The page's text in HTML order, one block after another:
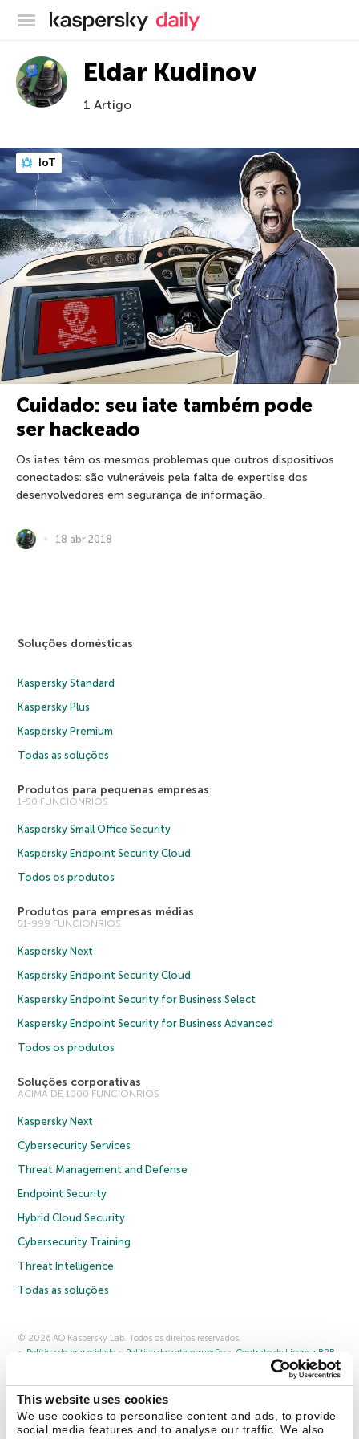
This website uses cookies
We use cookies to personalise content and ads, to provide
social media features and to analyse our traffic. We also
Blog oficial da Kaspersky
Eldar Kudinov
1 Artigo
IoT
Cuidado: seu iate também pode
ser hackeado
Os iates têm os mesmos problemas que outros dispositivos
conectados: são vulneráveis pela falta de expertise dos
desenvolvedores em segurança de informação.
18 abr 2018
Soluções domésticas
Kaspersky Standard
Kaspersky Plus
Kaspersky Premium
Todas as soluções
Produtos para pequenas empresas
1-50 FUNCIONRIOS
Kaspersky Small Office Security
Kaspersky Endpoint Security Cloud
Todos os produtos
Produtos para empresas médias
51-999 FUNCIONRIOS
Kaspersky Next
Kaspersky Endpoint Security Cloud
Kaspersky Endpoint Security for Business Select
Kaspersky Endpoint Security for Business Advanced
Todos os produtos
Soluções corporativas
ACIMA DE 1000 FUNCIONRIOS
Kaspersky Next
Cybersecurity Services
Threat Management and Defense
Endpoint Security
Hybrid Cloud Security
Cybersecurity Training
Threat Intelligence
Todas as soluções
© 2026 AO Kaspersky Lab. Todos os direitos reservados.
Política de privacidade
Política de anticorrupção
Contrato de Licença B2B
Cookies
Fale conosco Sobre a Kaspersky Parceiros
Comunicado à imprensa